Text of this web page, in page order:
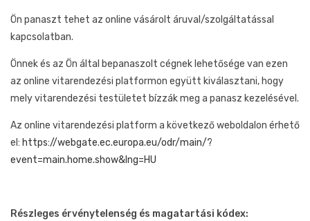
Ön panaszt tehet az online vásárolt áruval/szolgáltatással
kapcsolatban.
Önnek és az Ön által bepanaszolt cégnek lehetősége van ezen
az online vitarendezési platformon együtt kiválasztani, hogy
mely vitarendezési testületet bízzák meg a panasz kezelésével.
Az online vitarendezési platform a következő weboldalon érhető
el: https://webgate.ec.europa.eu/odr/main/?
event=main.home.show&lng=HU
Részleges érvénytelenség és magatartási kódex: